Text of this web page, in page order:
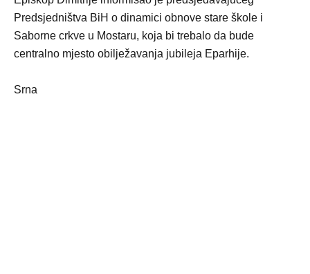
Predsjedništva BiH o dinamici obnove stare škole i
Saborne crkve u Mostaru, koja bi trebalo da bude
centralno mjesto obilježavanja jubileja Eparhije.
Srna